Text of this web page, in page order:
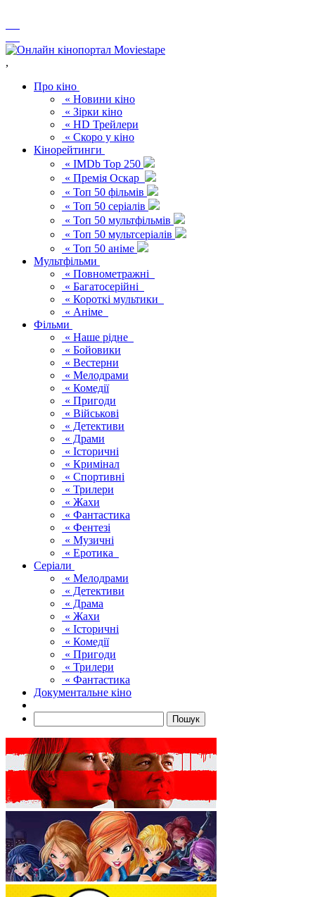
,
Про кіно
« Новини кіно
« Зірки кіно
« HD Трейлери
« Скоро у кіно
Кінорейтинги
« IMDb Top 250
« Премія Оскар
« Топ 50 фільмів
« Топ 50 серіалів
« Топ 50 мультфільмів
« Топ 50 мультсеріалів
« Топ 50 аніме
Мультфільми
« Повнометражні
« Багатосерійні
« Короткі мультики
« Аніме
Фільми
« Наше рідне
« Бойовики
« Вестерни
« Мелодрами
« Комедії
« Пригоди
« Військові
« Детективи
« Драми
« Історичні
« Кримінал
« Спортивні
« Трилери
« Жахи
« Фантастика
« Фентезі
« Музичні
« Еротика
Серіали
« Мелодрами
« Детективи
« Драма
« Жахи
« Історичні
« Комедії
« Пригоди
« Трилери
« Фантастика
Документальне кіно
Пошук